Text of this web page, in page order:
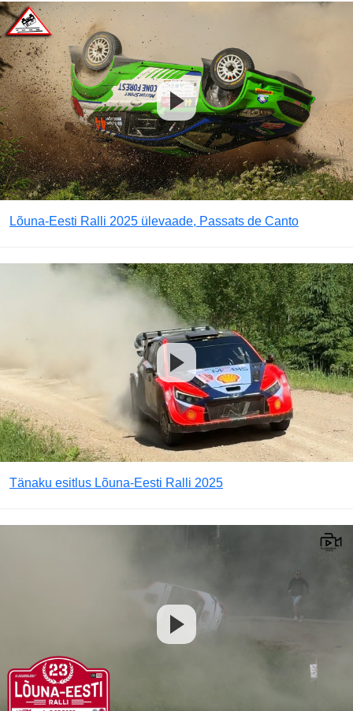
Lõuna-Eesti Ralli 2025 ülevaade, Passats de Canto
Tänaku esitlus Lõuna-Eesti Ralli 2025